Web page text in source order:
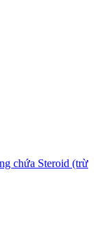
chứa Steroid (trừ